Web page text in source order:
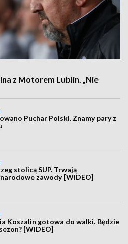
z Motorem Lublin. „Nie
Puchar Polski. Znamy pary z
stolicą SUP. Trwają
zawody [WIDEO]
Koszalin gotowa do walki. Będzie
[WIDEO]